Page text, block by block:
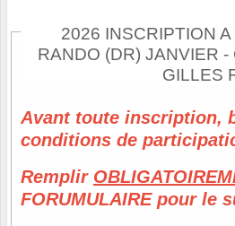
2026 INSCRIPTION
RANDO (DR) JANVIER
GILLES
Avant toute inscription,
conditions de
Remplir
FORUMULAIRE pour le